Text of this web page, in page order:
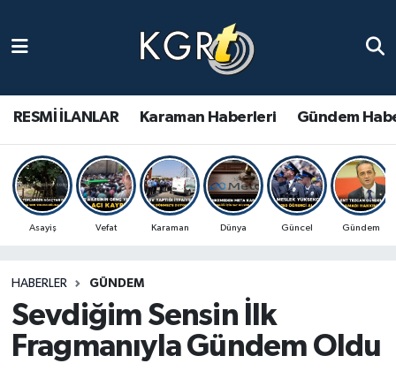
RESMİ İLANLAR Karaman Haberleri Gündem
Asayiş Vefat Karaman Dünya Güncel Gündem
HABERLER GÜNDEM
Sevdiğim Sensin İlk
Fragmanıyla Gündem Oldu
Gündem Haberleri
Güncel Haberler
Spor Haberleri
Ulusal Haberler
Vefat Edenler